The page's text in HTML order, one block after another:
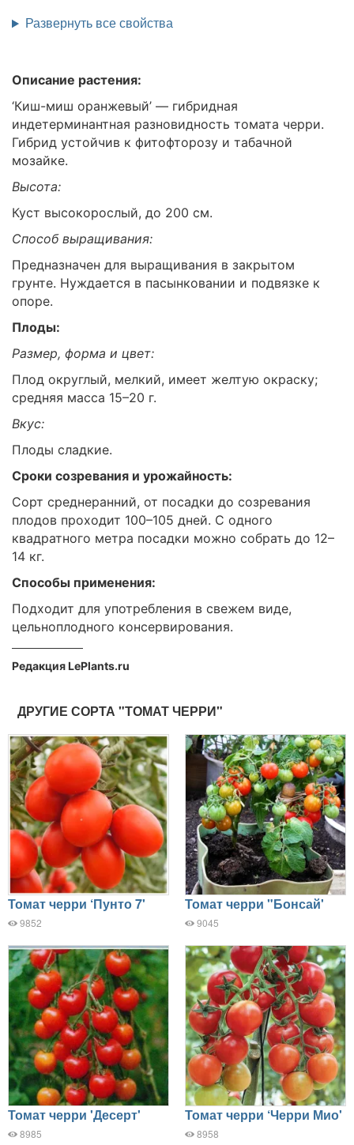
Развернуть все свойства
Описание растения:
‘Киш-миш оранжевый’ — гибридная
индетерминантная разновидность томата черри.
Гибрид устойчив к фитофторозу и табачной
мозайке.
Высота:
Куст высокорослый, до 200 см.
Способ выращивания:
Предназначен для выращивания в закрытом
грунте. Нуждается в пасынковании и подвязке к
опоре.
Плоды:
Размер, форма и цвет:
Плод округлый, мелкий, имеет желтую окраску;
средняя масса 15–20 г.
Вкус:
Плоды сладкие.
Сроки созревания и урожайность:
Сорт среднеранний, от посадки до созревания
плодов проходит 100–105 дней. С одного
квадратного метра посадки можно собрать до 12–
14 кг.
Способы применения:
Подходит для употребления в свежем виде,
цельноплодного консервирования.
Редакция LePlants.ru
ДРУГИЕ СОРТА "ТОМАТ ЧЕРРИ"
Томат черри ‘Пунто 7'
9852
Томат черри "Бонсай'
9045
Томат черри 'Десерт'
8985
Томат черри ‘Черри Мио'
8958